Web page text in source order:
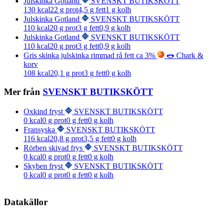
130 kcal22 g prot4,5 g fett1 g kolh
Julskinka Gotland
SVENSKT BUTIKSKÖTT
110 kcal20 g prot3 g fett0,9 g kolh
Julskinka Gotland
SVENSKT BUTIKSKÖTT
110 kcal20 g prot3 g fett0,9 g kolh
Gris skinka julskinka rimmad rå fett ca 3%
🌭 Chark &
korv
108 kcal20,1 g prot3 g fett0 g kolh
Mer från SVENSKT BUTIKSKÖTT
Oxkind fryst
SVENSKT BUTIKSKÖTT
0 kcal0 g prot0 g fett0 g kolh
Fransyska
SVENSKT BUTIKSKÖTT
116 kcal20,8 g prot3,5 g fett0 g kolh
Rörben skivad frys
SVENSKT BUTIKSKÖTT
0 kcal0 g prot0 g fett0 g kolh
Skyben fryst
SVENSKT BUTIKSKÖTT
0 kcal0 g prot0 g fett0 g kolh
Datakällor